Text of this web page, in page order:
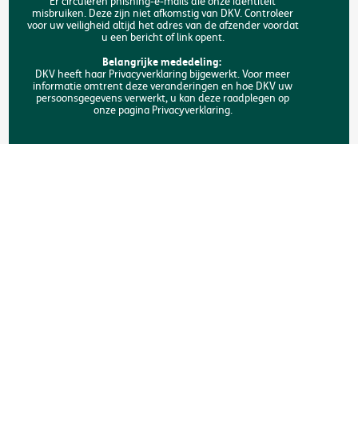
Toegankelijkheid
Zoeken
misbruiken. Deze zijn niet afkomstig van DKV. Controleer
voor uw veiligheid altijd het adres van de afzender voordat
u een bericht of link opent.
Belangrijke mededeling:
DKV heeft haar Privacyverklaring bijgewerkt. Voor meer
informatie omtrent deze veranderingen en hoe DKV uw
persoonsgegevens verwerkt, u kan deze raadplegen op
onze pagina Privacyverklaring.